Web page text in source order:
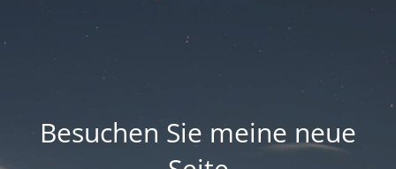
Besuchen Sie meine neue